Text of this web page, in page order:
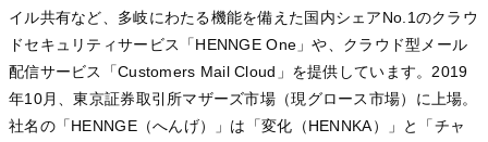
イル共有など、多岐にわたる機能を備えた国内シェアNo.1のクラウ
ドセキュリティサービス「HENNGE One」や、クラウド型メール
配信サービス「Customers Mail Cloud」を提供しています。2019
年10月、東京証券取引所マザーズ市場（現グロース市場）に上場。
社名の「HENNGE（へんげ）」は「変化（HENNKA）」と「チャ